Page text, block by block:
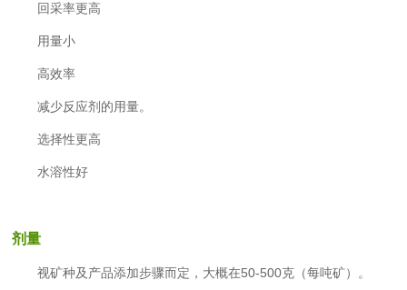
回采率更高
用量小
高效率
减少反应剂的用量。
选择性更高
水溶性好
剂量
视矿种及产品添加步骤而定，大概在50-500克（每吨矿）。